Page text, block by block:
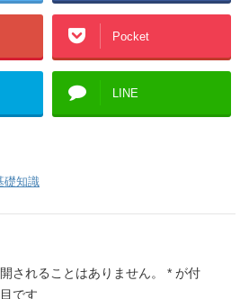
Pocket
LINE
礎知識
されることはありません。 * が付
です